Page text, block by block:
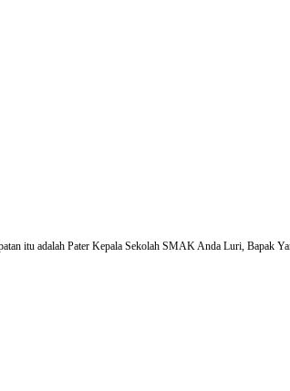
itu adalah Pater Kepala Sekolah SMAK Anda Luri, Bapak